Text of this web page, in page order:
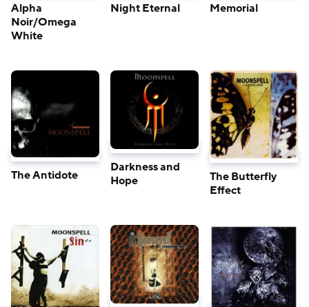
Alpha
Noir/Omega
White
Night Eternal Memorial
The Antidote
Darkness and
Hope
The Butterfly
Effect